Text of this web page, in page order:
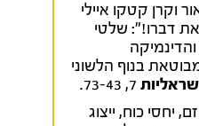
וקרן קטקו איילי
את דברו!": שלטי
בנוף הלשוני
, יחסי כוח, ייצוג